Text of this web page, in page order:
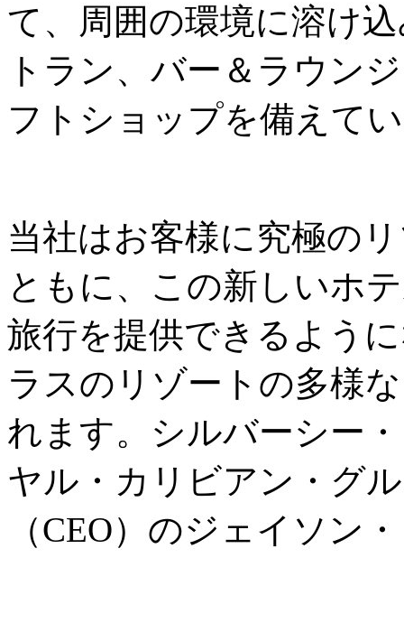
て、周囲の環境に溶け
トラン、バー＆ラウン
フトショップを備えて
当社はお客様に究極の
ともに、この新しいホ
旅行を提供できるよう
ラスのリゾートの多様
れます。シルバーシー
ヤル・カリビアン・グ
（CEO）のジェイソン